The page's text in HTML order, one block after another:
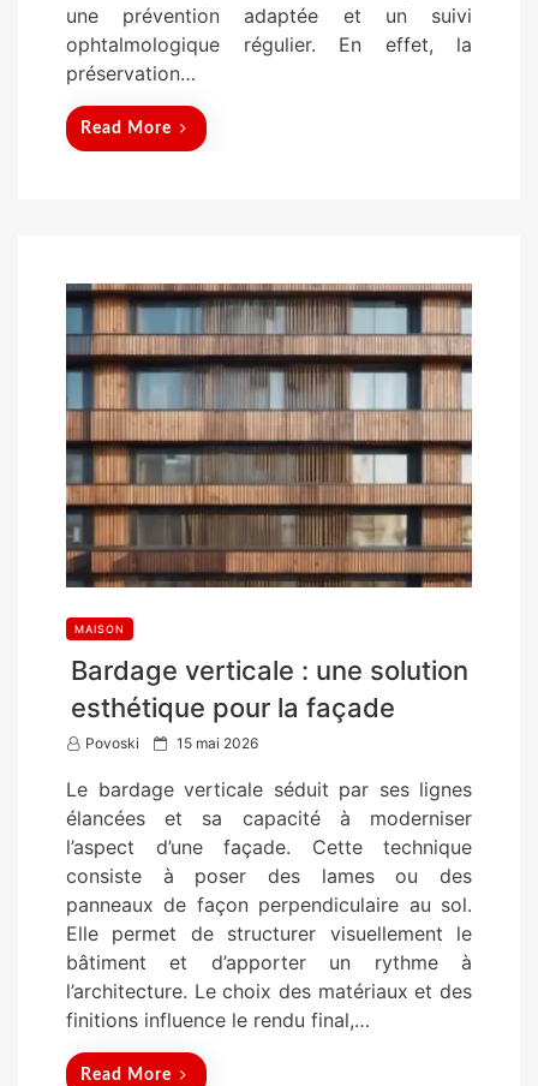
une prévention adaptée et un suivi
ophtalmologique régulier. En effet, la
préservation…
Read More
MAISON
Bardage verticale : une solution
esthétique pour la façade
Povoski
P
s
t
e
d
o
n
15 mai 2026
Le bardage verticale séduit par ses lignes
élancées et sa capacité à moderniser
l’aspect d’une façade. Cette technique
consiste à poser des lames ou des
panneaux de façon perpendiculaire au sol.
Elle permet de structurer visuellement le
bâtiment et d’apporter un rythme à
l’architecture. Le choix des matériaux et des
finitions influence le rendu final,…
Read More